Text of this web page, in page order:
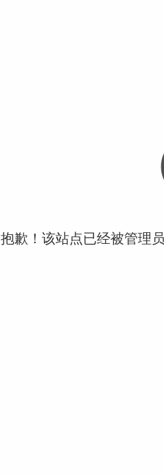
抱歉！该站点已经被管理